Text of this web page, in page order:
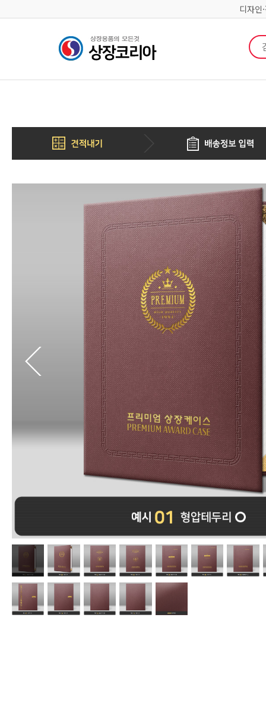
디자인
검색